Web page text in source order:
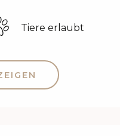
Tiere erlaubt